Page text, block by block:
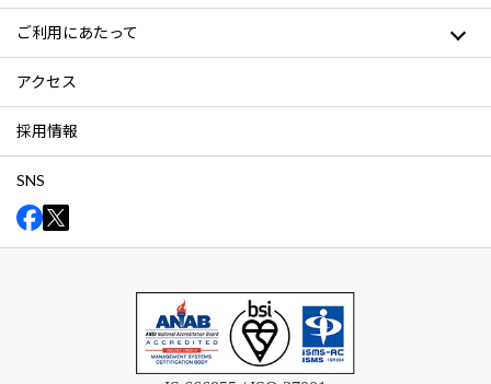
ご利用にあたって
アクセス
採用情報
SNS